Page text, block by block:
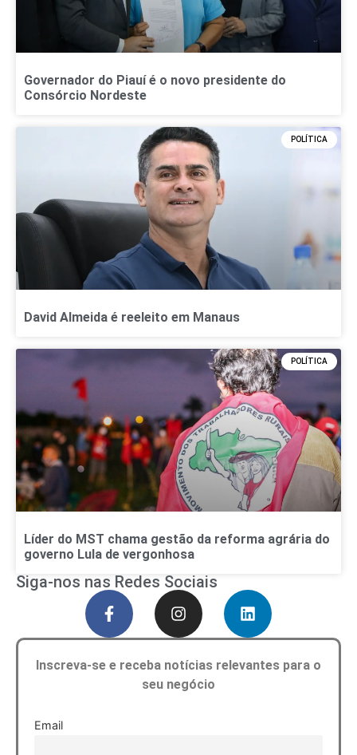
Governador do Piauí é o novo presidente do
Consórcio Nordeste
POLÍTICA
David Almeida é reeleito em Manaus
POLÍTICA
Líder do MST chama gestão da reforma agrária do
governo Lula de vergonhosa
Siga-nos nas Redes Sociais
Inscreva-se e receba notícias relevantes para o
seu negócio
Email